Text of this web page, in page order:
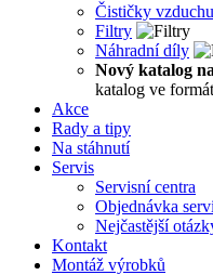
Čističky vzduchu
Filtry
Náhradní díly
Nový katalog
katalog ve
Akce
Rady a tipy
Na stáhnutí
Servis
Servisní centra
Objednávka
Nejčastější
Kontakt
Montáž výrobků